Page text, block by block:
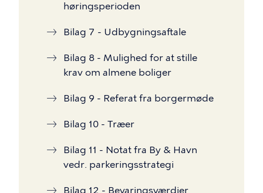
høringsperioden
Bilag 7 - Udbygningsaftale
Bilag 8 - Mulighed for at stille
krav om almene boliger
Bilag 9 - Referat fra borgermøde
Bilag 10 - Træer
Bilag 11 - Notat fra By & Havn
vedr. parkeringsstrategi
Bilag 12 - Bevaringsværdier